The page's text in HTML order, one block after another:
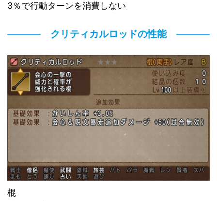
3％で行動ターンを消費しない
クリティカルロッドの性能
棍